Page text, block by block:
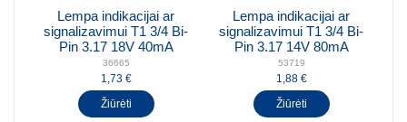
Lempa indikacijai ar
signalizavimui T1 3/4 Bi-
Pin 3.17 18V 40mA
36665
1,73 €
Žiūrėti
Lempa indikacijai ar
signalizavimui T1 3/4 Bi-
Pin 3.17 14V 80mA
53719
1,88 €
Žiūrėti